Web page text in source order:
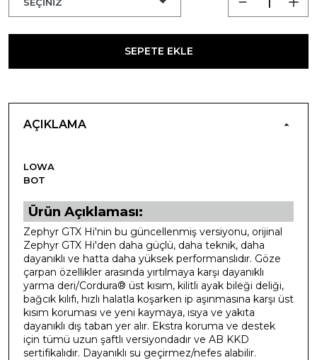
SEPETE EKLE
AÇIKLAMA
LOWA
BOT
Ürün Açıklaması:
Zephyr GTX Hi'nin bu güncellenmiş versiyonu, orijinal
Zephyr GTX Hi'den daha güçlü, daha teknik, daha
dayanıklı ve hatta daha yüksek performanslıdır. Göze
çarpan özellikler arasında yırtılmaya karşı dayanıklı
yarma deri/Cordura® üst kısım, kilitli ayak bileği deliği,
bağcık kılıfı, hızlı halatla koşarken ip aşınmasına karşı üst
kısım koruması ve yeni kaymaya, ısıya ve yakıta
dayanıklı dış taban yer alır. Ekstra koruma ve destek
için tümü uzun şaftlı versiyondadır ve AB KKD
sertifikalıdır. Dayanıklı su geçirmez/nefes alabilir.